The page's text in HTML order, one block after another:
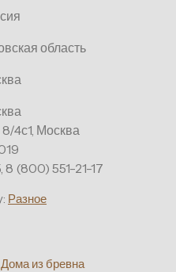
область
4с1, Москва
8 (800) 551-21-17
Разное
Дома из бревна